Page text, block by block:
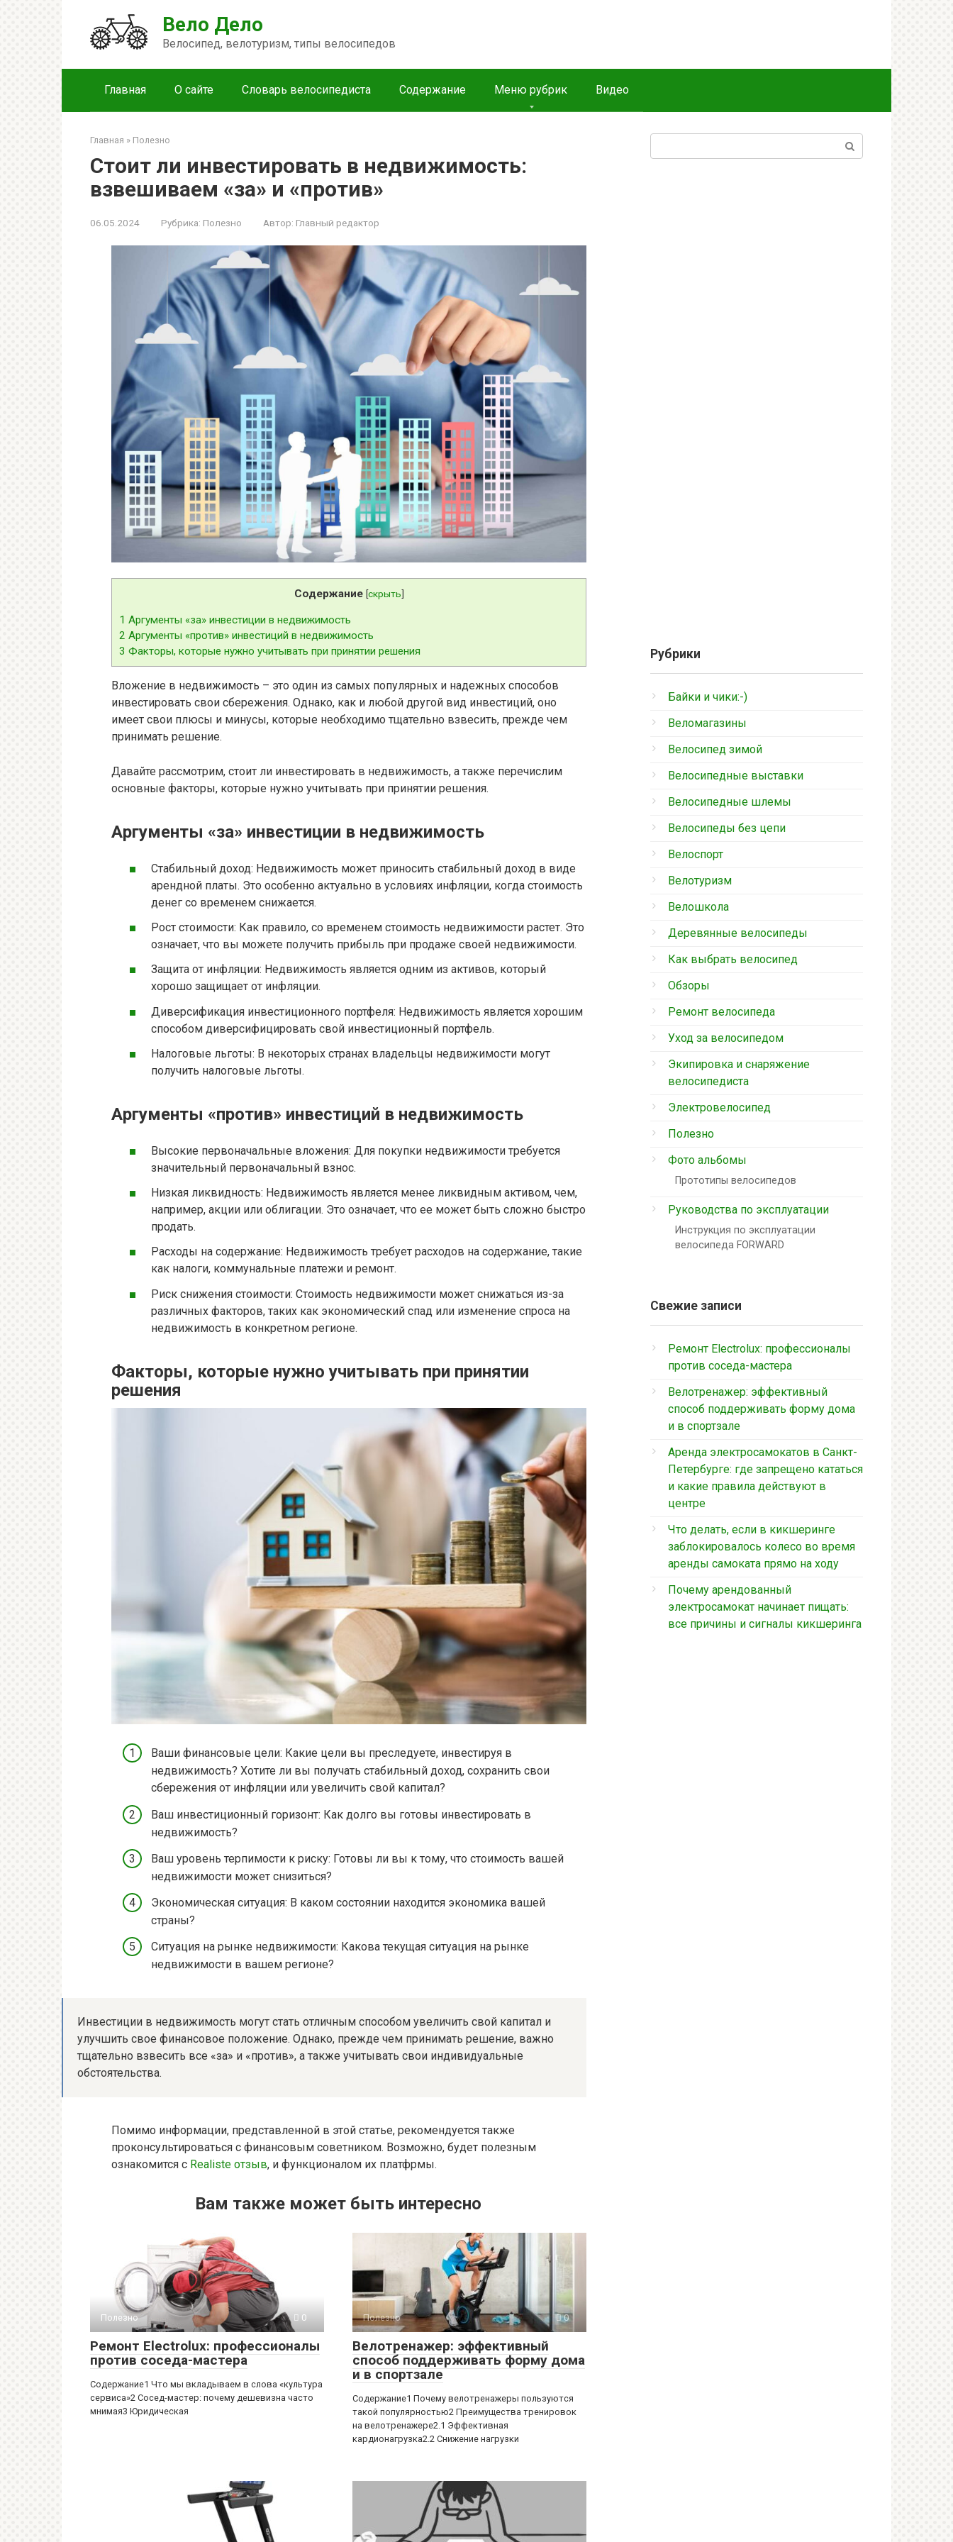
Вело Дело
Велосипед, велотуризм, типы велосипедов
Главная О сайте Словарь велосипедиста Содержание Меню рубрик Видео
Главная » Полезно
Стоит ли инвестировать в недвижимость:
взвешиваем «за» и «против»
06.05.2024 Рубрика: Полезно Автор: Главный редактор
Содержание [скрыть]
1 Аргументы «за» инвестиции в недвижимость
2 Аргументы «против» инвестиций в недвижимость
3 Факторы, которые нужно учитывать при принятии решения
Вложение в недвижимость – это один из самых популярных и надежных способов
инвестировать свои сбережения. Однако, как и любой другой вид инвестиций, оно
имеет свои плюсы и минусы, которые необходимо тщательно взвесить, прежде чем
принимать решение.
Давайте рассмотрим, стоит ли инвестировать в недвижимость, а также перечислим
основные факторы, которые нужно учитывать при принятии решения.
Аргументы «за» инвестиции в недвижимость
Стабильный доход: Недвижимость может приносить стабильный доход в виде
арендной платы. Это особенно актуально в условиях инфляции, когда стоимость
денег со временем снижается.
Рост стоимости: Как правило, со временем стоимость недвижимости растет. Это
означает, что вы можете получить прибыль при продаже своей недвижимости.
Защита от инфляции: Недвижимость является одним из активов, который
хорошо защищает от инфляции.
Диверсификация инвестиционного портфеля: Недвижимость является хорошим
способом диверсифицировать свой инвестиционный портфель.
Налоговые льготы: В некоторых странах владельцы недвижимости могут
получить налоговые льготы.
Аргументы «против» инвестиций в недвижимость
Высокие первоначальные вложения: Для покупки недвижимости требуется
значительный первоначальный взнос.
Низкая ликвидность: Недвижимость является менее ликвидным активом, чем,
например, акции или облигации. Это означает, что ее может быть сложно быстро
продать.
Расходы на содержание: Недвижимость требует расходов на содержание, такие
как налоги, коммунальные платежи и ремонт.
Риск снижения стоимости: Стоимость недвижимости может снижаться из-за
различных факторов, таких как экономический спад или изменение спроса на
недвижимость в конкретном регионе.
Факторы, которые нужно учитывать при принятии
решения
Ваши финансовые цели: Какие цели вы преследуете, инвестируя в
недвижимость? Хотите ли вы получать стабильный доход, сохранить свои
сбережения от инфляции или увеличить свой капитал?
Ваш инвестиционный горизонт: Как долго вы готовы инвестировать в
недвижимость?
Ваш уровень терпимости к риску: Готовы ли вы к тому, что стоимость вашей
недвижимости может снизиться?
Экономическая ситуация: В каком состоянии находится экономика вашей
страны?
Ситуация на рынке недвижимости: Какова текущая ситуация на рынке
недвижимости в вашем регионе?
Инвестиции в недвижимость могут стать отличным способом увеличить свой капитал и
улучшить свое финансовое положение. Однако, прежде чем принимать решение, важно
тщательно взвесить все «за» и «против», а также учитывать свои индивидуальные
обстоятельства.
Помимо информации, представленной в этой статье, рекомендуется также
проконсультироваться с финансовым советником. Возможно, будет полезным
ознакомится с Realiste отзыв, и функционалом их платфрмы.
Вам также может быть интересно
Полезно 0
Ремонт Electrolux: профессионалы
против соседа-мастера
Содержание1 Что мы вкладываем в слова «культура
сервиса»2 Сосед-мастер: почему дешевизна часто
мнимая3 Юридическая
Полезно 0
Велотренажер: эффективный
способ поддерживать форму дома
и в спортзале
Содержание1 Почему велотренажеры пользуются
такой популярностью2 Преимущества тренировок
на велотренажере2.1 Эффективная
кардионагрузка2.2 Снижение нагрузки
Рубрики
Байки и чики:-)
Веломагазины
Велосипед зимой
Велосипедные выставки
Велосипедные шлемы
Велосипеды без цепи
Велоспорт
Велотуризм
Велошкола
Деревянные велосипеды
Как выбрать велосипед
Обзоры
Ремонт велосипеда
Уход за велосипедом
Экипировка и снаряжение
велосипедиста
Электровелосипед
Полезно
Фото альбомы
Прототипы велосипедов
Руководства по эксплуатации
Инструкция по эксплуатации
велосипеда FORWARD
Свежие записи
Ремонт Electrolux: профессионалы
против соседа-мастера
Велотренажер: эффективный
способ поддерживать форму дома
и в спортзале
Аренда электросамокатов в Санкт-
Петербурге: где запрещено кататься
и какие правила действуют в
центре
Что делать, если в кикшеринге
заблокировалось колесо во время
аренды самоката прямо на ходу
Почему арендованный
электросамокат начинает пищать:
все причины и сигналы кикшеринга